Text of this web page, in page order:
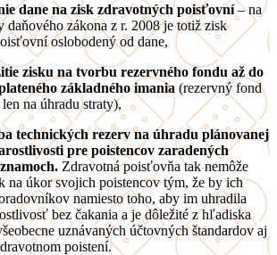
dane na zisk zdravotných poisťovní– na
daňového zákona z r. 2008 je totiž zisk
oslobodený od dane,
zisku na tvorbu rezervného fondu až do
základného imania (rezervný fond
na úhradu straty),
technických rezerv na úhradu plánovanej
pre poistencov zaradených
Zdravotná poisťovňa tak nemôže
na úkor svojich poistencov tým, že by ich
namiesto toho, aby im uhradila
bez čakania a je dôležité z hľadiska
uznávaných účtovných štandardov aj
poistení.